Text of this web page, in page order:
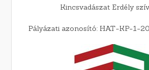
Kincsvadászat Erdély
Pályázati azonosító: HAT-KP-1-